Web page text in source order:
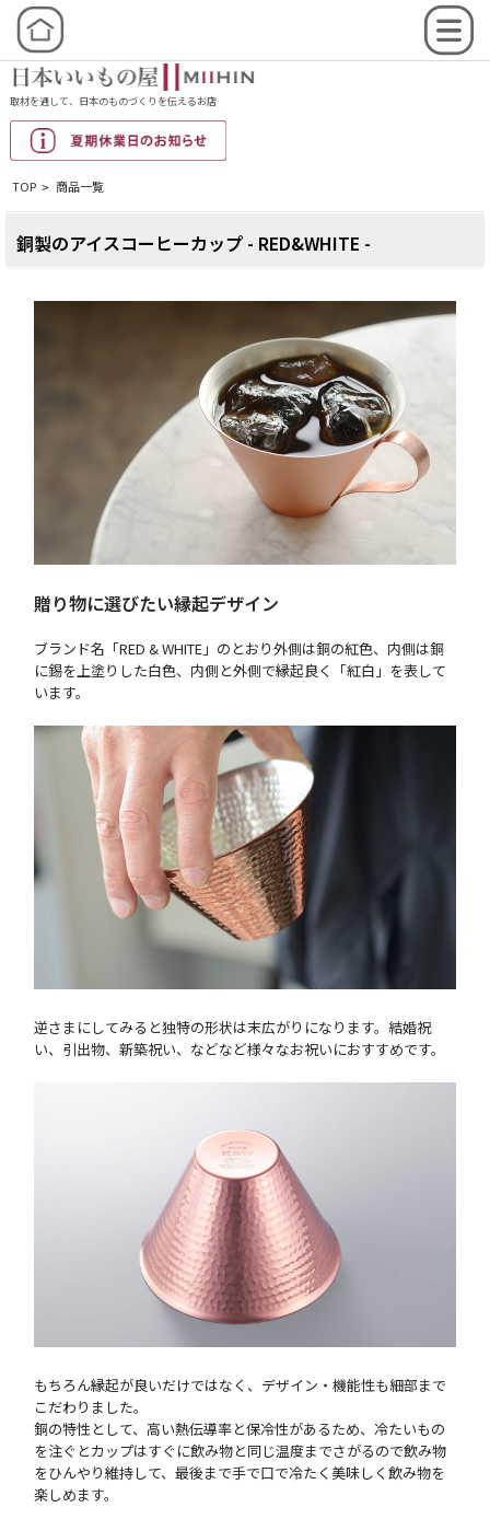
取材を通して、日本のものづくりを伝えるお店
TOP > 商品一覧
銅製のアイスコーヒーカップ - RED&WHITE -
贈り物に選びたい縁起デザイン
ブランド名「RED & WHITE」のとおり外側は銅の紅色、内側は銅
に錫を上塗りした白色、内側と外側で縁起良く「紅白」を表して
います。
逆さまにしてみると独特の形状は末広がりになります。結婚祝
い、引出物、新築祝い、などなど様々なお祝いにおすすめです。
もちろん縁起が良いだけではなく、デザイン・機能性も細部まで
こだわりました。
銅の特性として、高い熱伝導率と保冷性があるため、冷たいもの
を注ぐとカップはすぐに飲み物と同じ温度までさがるので飲み物
をひんやり維持して、最後まで手で口で冷たく美味しく飲み物を
楽しめます。